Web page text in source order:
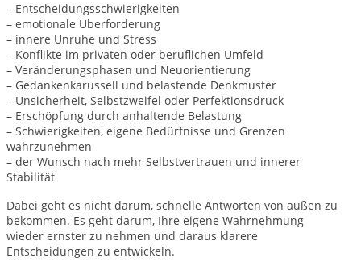
– Entscheidungsschwierigkeiten
– emotionale Überforderung
– innere Unruhe und Stress
– Konflikte im privaten oder beruflichen Umfeld
– Veränderungsphasen und Neuorientierung
– Gedankenkarussell und belastende Denkmuster
– Unsicherheit, Selbstzweifel oder Perfektionsdruck
– Erschöpfung durch anhaltende Belastung
– Schwierigkeiten, eigene Bedürfnisse und Grenzen
wahrzunehmen
– der Wunsch nach mehr Selbstvertrauen und innerer
Stabilität
Dabei geht es nicht darum, schnelle Antworten von außen zu
bekommen. Es geht darum, Ihre eigene Wahrnehmung
wieder ernster zu nehmen und daraus klarere
Entscheidungen zu entwickeln.